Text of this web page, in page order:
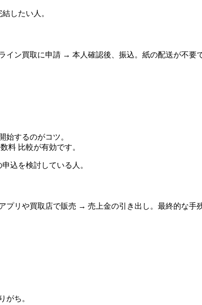
したい人。
ン買取に申請 → 本人確認後、振込。紙の配送が不要
始するのがコツ。
料 比較が有効です。
込を検討している人。
リや買取店で販売 → 売上金の引き出し。最終的な手
がち。